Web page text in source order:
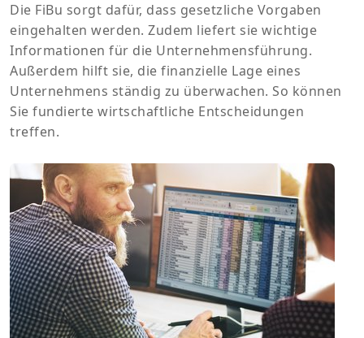
Die FiBu sorgt dafür, dass gesetzliche Vorgaben
eingehalten werden. Zudem liefert sie wichtige
Informationen für die Unternehmensführung.
Außerdem hilft sie, die finanzielle Lage eines
Unternehmens ständig zu überwachen. So können
Sie fundierte wirtschaftliche Entscheidungen
treffen.